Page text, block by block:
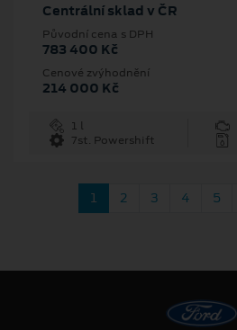
Centrální sklad v ČR
Původní cena s DPH
783 400 Kč
Cenové zvýhodnění
214 000 Kč
1 l
7st. Powershift
1 2 3 4 5